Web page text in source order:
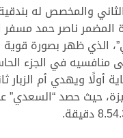
والمخصص له
المضمر ناصر حمد
الذي ظهر بصورة
منافسيه في الجزء
أولًا ويهدي أم الزبار
حيث حصد “السعدي”